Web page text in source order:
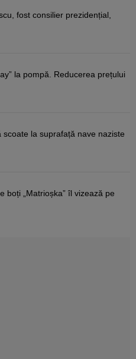
fost consilier prezidențial,
la pompă. Reducerea prețului
scoate la suprafață nave naziste
boți „Matrioșka” îl vizează pe